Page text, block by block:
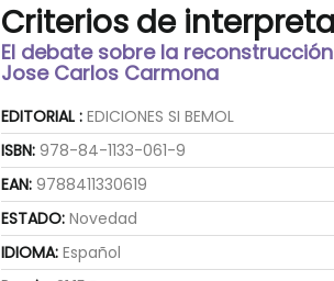
Criterios de
El debate sobre la
Jose Carlos Carmona
EDITORIAL : EDICIONES SI BEMOL
ISBN: 978-84-1133-061-9
EAN: 9788411330619
ESTADO: Novedad
IDIOMA: Español